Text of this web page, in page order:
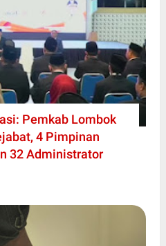
Pemkab Lombok
4 Pimpinan
32 Administrator